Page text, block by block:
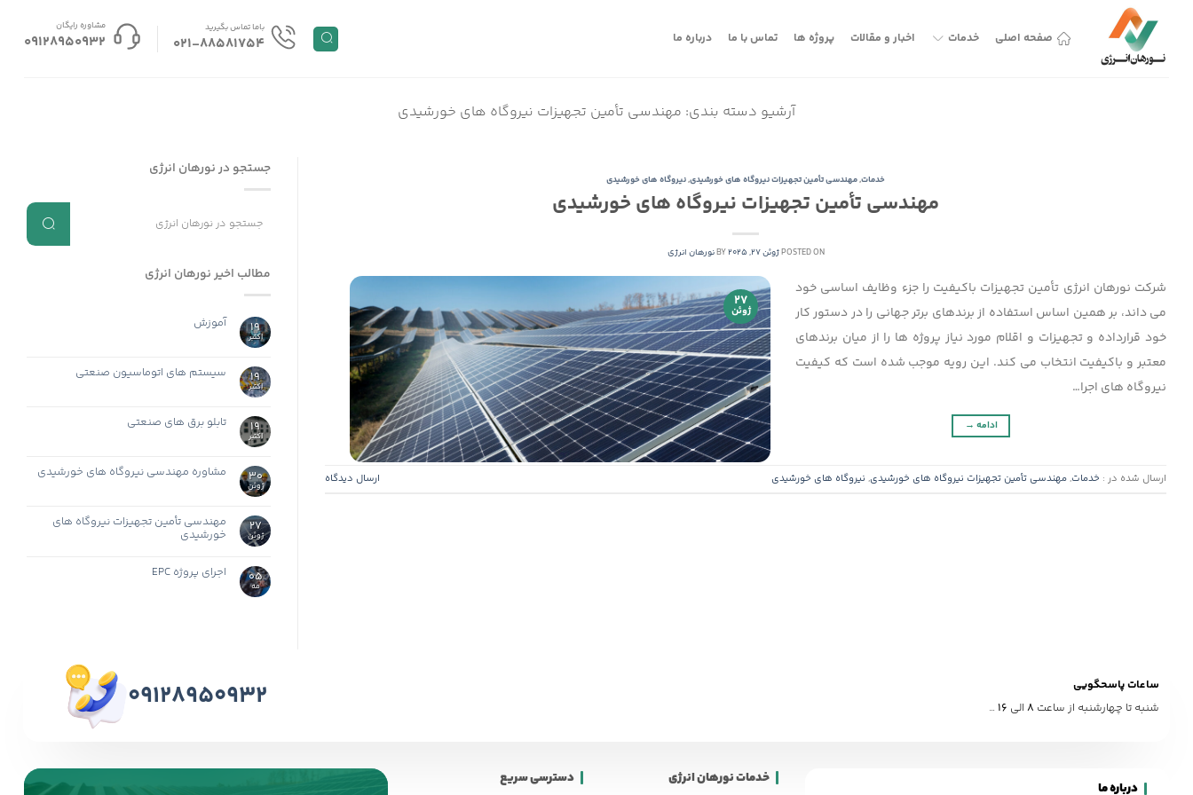
content
صفحه اصلی خدمات اخبار و مقالات پروژه ها تماس با ما درباره ما
باما تماس بگیرید
021-88581754
مشاوره رایگان
09128950932
آرشیو دسته بندی: مهندسی تأمین تجهیزات نیروگاه های خورشیدی
خدمات,مهندسی تأمین تجهیزات نیروگاه های خورشیدی,نیروگاه های خورشیدی
مهندسی تأمین تجهیزات نیروگاه های خورشیدی
POSTED ONژوئن 27, 2025 BYنورهان انرژی
27
ژوئن
شرکت نورهان انرژی تأمین تجهیزات باکیفیت را جزء وظایف اساسی خود
می داند، بر همین اساس استفاده از برندهای برتر جهانی را در دستور کار
خود قرارداده و تجهیزات و اقلام مورد نیاز پروژه ها را از میان برندهای
معتبر و باکیفیت انتخاب می کند. این رویه موجب شده است که کیفیت
نیروگاه های اجرا…
ادامه →
ارسال شده در : خدمات,مهندسی تأمین تجهیزات نیروگاه های خورشیدی, نیروگاه های خورشیدی ارسال دیدگاه
جستجو در نورهان انرژی
مطالب اخیر نورهان انرژی
19
اکتبر
آموزش
19
اکتبر
سیستم های اتوماسیون صنعتی
19
اکتبر
تابلو برق های صنعتی
30
ژوئن
مشاوره مهندسی نیروگاه های خورشیدی
27
ژوئن
مهندسی تأمین تجهیزات نیروگاه های
خورشیدی
05
مه
اجرای پروژه EPC
ساعات پاسحگویی
شنبه تا چهارشنبه از ساعت 8 الی 16
…
09128950932
درباره ما
خدمات نورهان انرژی دسترسی سریع